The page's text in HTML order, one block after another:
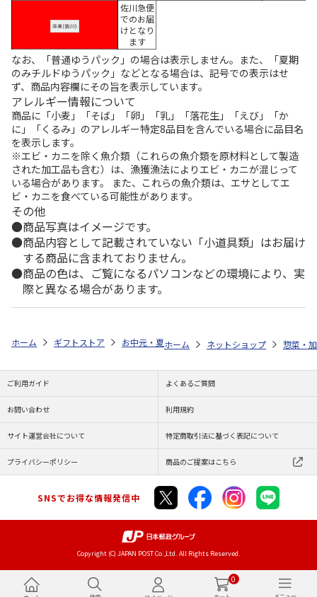
0
佐川急便
でのお届
けとなり
ます
なお、「普通ゆうパック」の場合は表示しません。また、「夏期
のみチルドゆうパック」などとなる場合は、記号での表示はせ
ず、商品内容欄にその旨を表示しています。
アレルギー情報について
商品に「小麦」「そば」「卵」「乳」「落花生」「えび」「か
に」「くるみ」のアレルギー特定8品目を含んでいる場合に品目名
を表示します。
※エビ・カニを除く魚介類（これらの魚介類を原材料として製造
された加工品も含む）は、漁獲漁法によりエビ・カニが混じって
いる場合があります。 また、これらの魚介類は、エサとしてエ
ビ・カニを食べている可能性があります。
その他
商品写真はイメージです。
商品内容として記載されていない「小道具類」はお届け
する商品に含まれておりません。
商品の色は、ご覧になるパソコンなどの環境により、実
際と異なる場合があります。
ホーム ギフトストア お中元・夏ギフト特集 2026 ゆうゆうギフト
ホーム ネットショップ 惣菜・
ご利用ガイド よくあるご質問
お問い合わせ 利用規約
サイト運営会社について 特定商取引法に基づく表記について
プライバシーポリシー 商品のご提案はこちら
SNSでお得な情報発信中
Copyright (C) JAPAN POST Co.,Ltd. All Rights Reserved.